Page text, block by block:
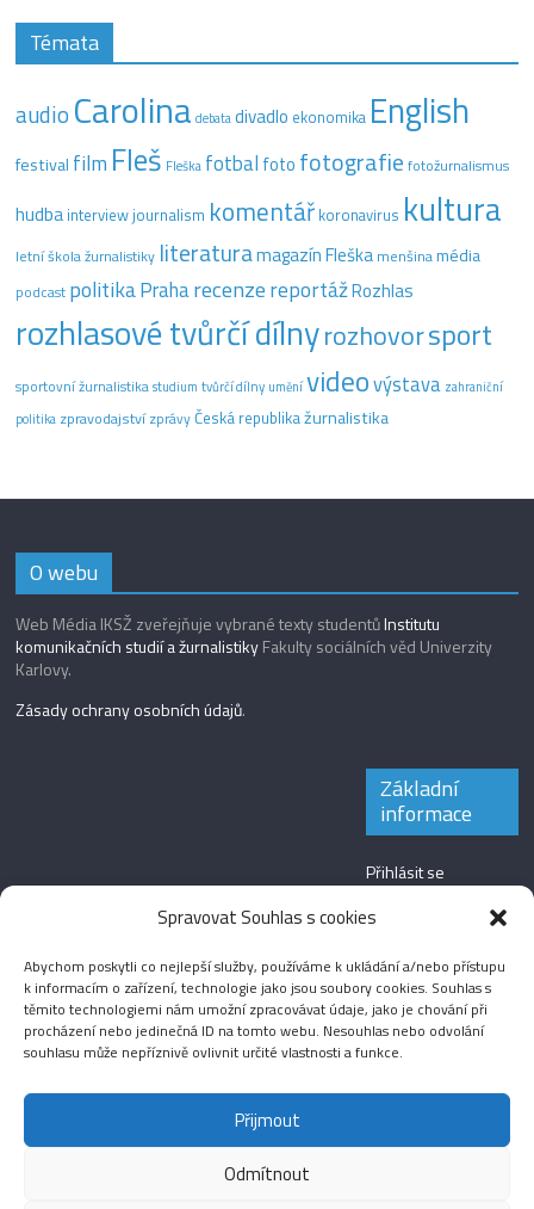
Spravovat Souhlas s cookies
Abychom poskytli co nejlepší služby, používáme k ukládání a/nebo přístupu
k informacím o zařízení, technologie jako jsou soubory cookies. Souhlas s
těmito technologiemi nám umožní zpracovávat údaje, jako je chování při
procházení nebo jedinečná ID na tomto webu. Nesouhlas nebo odvolání
souhlasu může nepříznivě ovlivnit určité vlastnosti a funkce.
Přijmout
Odmítnout
Témata
audio Carolina debata divadlo ekonomika English
festival film Fleš Fleška fotbal foto fotografie fotožurnalismus
hudba interview journalism komentář koronavirus kultura
letní škola žurnalistiky literaturamagazín Fleška menšinamédia
podcast politikaPraharecenzereportážRozhlas
rozhlasové tvůrčí dílnyrozhovorsport
sportovní žurnalistika studium tvůrčí dílny uměnívideovýstava zahraniční
politika zpravodajstvízprávyČeská republikažurnalistika
O webu
Web Média IKSŽ zveřejňuje vybrané texty studentůInstitutu
komunikačních studií a žurnalistikyFakulty sociálních věd Univerzity
Karlovy.
Zásady ochrany osobních údajů.
Základní
informace
Přihlásit se
Zdroj kanálů
Kanál komentářů
Česká lokalizace
Fotografie Audio